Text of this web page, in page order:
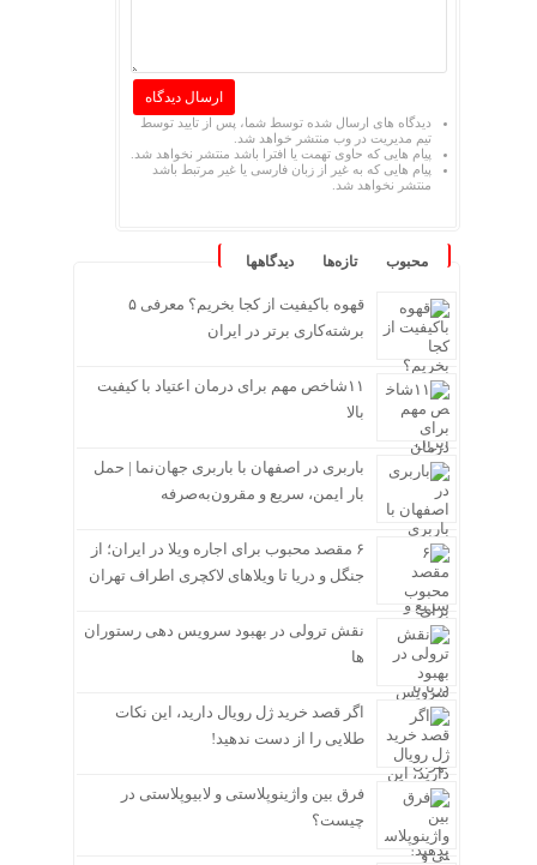
دیدگاه های ارسال شده توسط شما، پس از تایید توسط
تیم مدیریت در وب منتشر خواهد شد.
پیام هایی که حاوی تهمت یا افترا باشد منتشر نخواهد شد.
پیام هایی که به غیر از زبان فارسی یا غیر مرتبط باشد
منتشر نخواهد شد.
محبوب تازه‌ها دیدگاهها
قهوه باکیفیت از کجا بخریم؟ معرفی ۵
برشته‌کاری برتر در ایران
۱۱شاخص مهم برای درمان اعتیاد با کیفیت
بالا
باربری در اصفهان با باربری جهان‌نما | حمل
بار ایمن، سریع و مقرون‌به‌صرفه
۶ مقصد محبوب برای اجاره ویلا در ایران؛ از
جنگل و دریا تا ویلاهای لاکچری اطراف تهران
نقش ترولی در بهبود سرویس دهی رستوران
ها
اگر قصد خرید ژل رویال دارید، این نکات
طلایی را از دست ندهید!
فرق بین واژینوپلاستی و لابیوپلاستی در
چیست؟